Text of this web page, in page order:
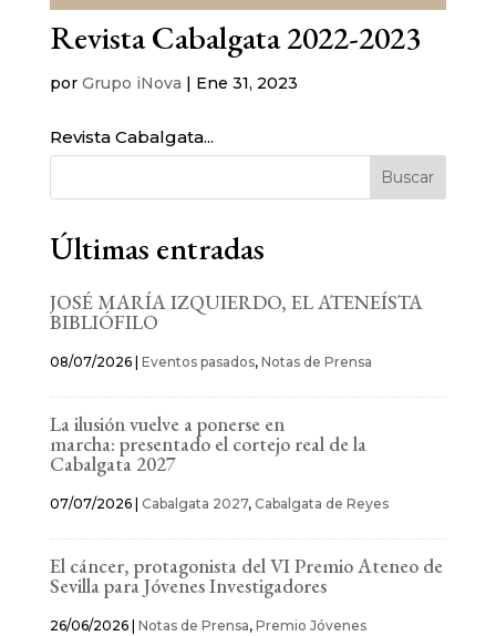
Revista Cabalgata 2022-2023
por Grupo iNova | Ene 31, 2023
Revista Cabalgata...
Buscar
Últimas entradas
JOSÉ MARÍA IZQUIERDO, EL ATENEÍSTA
BIBLIÓFILO
08/07/2026| Eventos pasados, Notas de Prensa
La ilusión vuelve a ponerse en
marcha: presentado el cortejo real de la
Cabalgata 2027
07/07/2026| Cabalgata 2027, Cabalgata de Reyes
El cáncer, protagonista del VI Premio Ateneo de
Sevilla para Jóvenes Investigadores
26/06/2026| Notas de Prensa, Premio Jóvenes